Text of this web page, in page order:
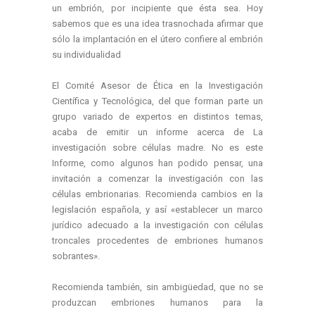
un embrión, por incipiente que ésta sea. Hoy
sabemos que es una idea trasnochada afirmar que
sólo la implantación en el útero confiere al embrión
su individualidad
El Comité Asesor de Ética en la Investigación
Científica y Tecnológica, del que forman parte un
grupo variado de expertos en distintos temas,
acaba de emitir un informe acerca de La
investigación sobre células madre. No es este
Informe, como algunos han podido pensar, una
invitación a comenzar la investigación con las
células embrionarias. Recomienda cambios en la
legislación española, y así «establecer un marco
jurídico adecuado a la investigación con células
troncales procedentes de embriones humanos
sobrantes».
Recomienda también, sin ambigüedad, que no se
produzcan embriones humanos para la